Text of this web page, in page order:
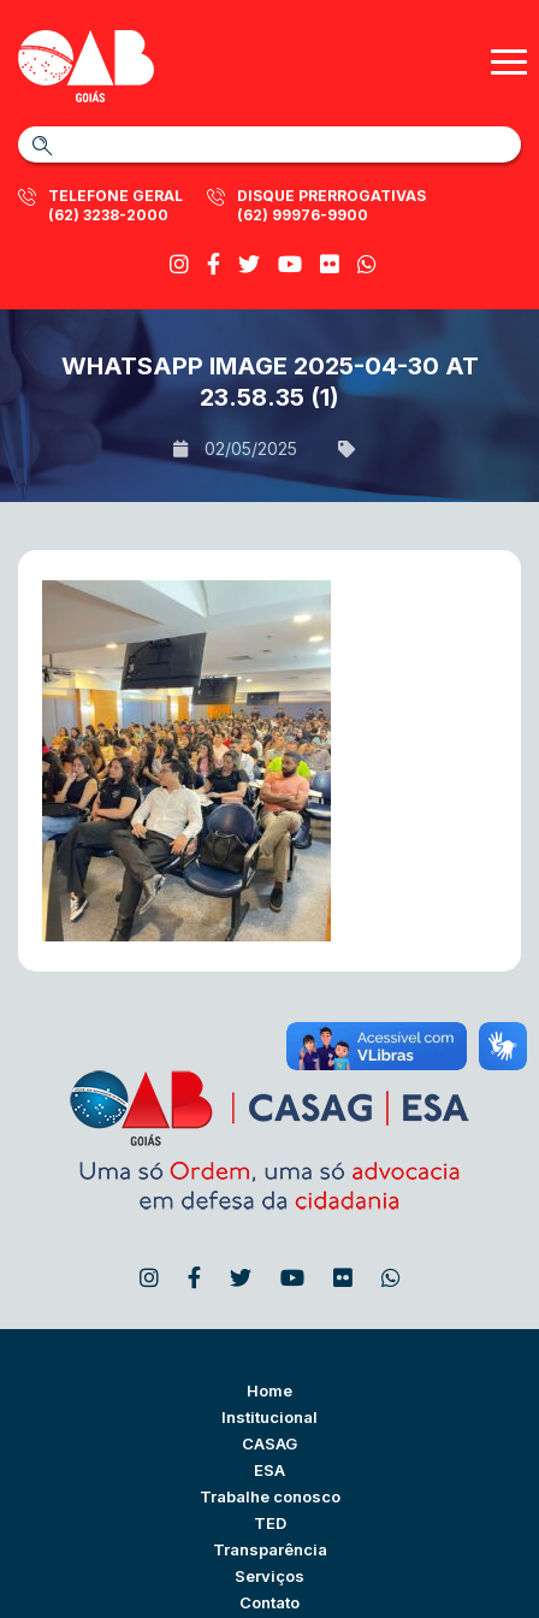
TELEFONE GERAL
(62) 3238-2000
DISQUE PRERROGATIVAS
(62) 99976-9900
WHATSAPP IMAGE 2025-04-30 AT
23.58.35 (1)
02/05/2025
Home
Institucional
CASAG
ESA
Trabalhe conosco
TED
Transparência
Serviços
Contato